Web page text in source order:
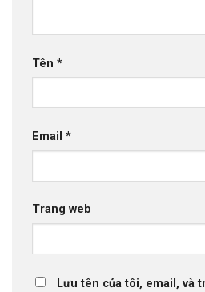
Tên *
Email *
Trang web
Lưu tên của tôi, email, và